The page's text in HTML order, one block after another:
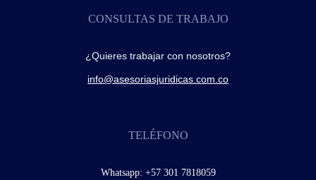
CONSULTAS DE TRABAJO
¿Quieres trabajar con nosotros?
info@asesoriasjuridicas.com.co
TELÉFONO
Whatsapp: +57 301 7818059